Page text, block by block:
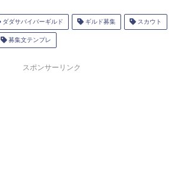
ダダサバイバーギルド ギルド募集 スカウト
募集文テンプレ
スポンサーリンク